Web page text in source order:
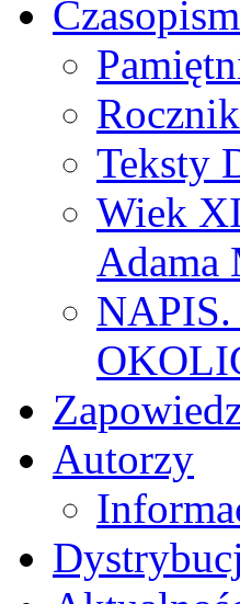
Teksty
Wiek
Adama
Autorzy